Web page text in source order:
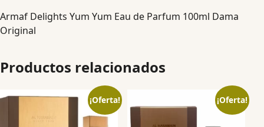
Armaf Delights Yum Yum Eau de Parfum 100ml Dama
Original
Productos relacionados
¡Oferta! ¡Oferta!